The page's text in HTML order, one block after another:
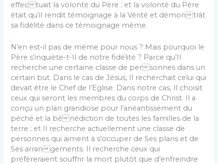
effectuait la volonté du Père ; et la volonté du Père
était qu’il rendit témoignage à la Vérité et démontrât
sa fidélité dans ce témoignage même.
N’en est-il pas de même pour nous ? Mais pourquoi le
Père s’inquiète-t-Il de notre fidélité ? Parce qu’Il
recherche une certaine classe de personnes dans un
certain but. Dans le cas de Jésus, Il recherchait celui qui
devait être le Chef de l’Eglise. Dans notre cas, Il choisit
ceux qui seront les membres du corps de Christ. Il a
conçu un plan grandiose pour l’anéantissement du
péché et la bénédiction de toutes les familles de la
terre ; et Il recherche actuellement une classe de
personnes qui aiment à s’occuper de Ses plans et de
Ses arrangements. Il recherche ceux qui
préfèreraient souffrir la mort plutôt que d’enfreindre